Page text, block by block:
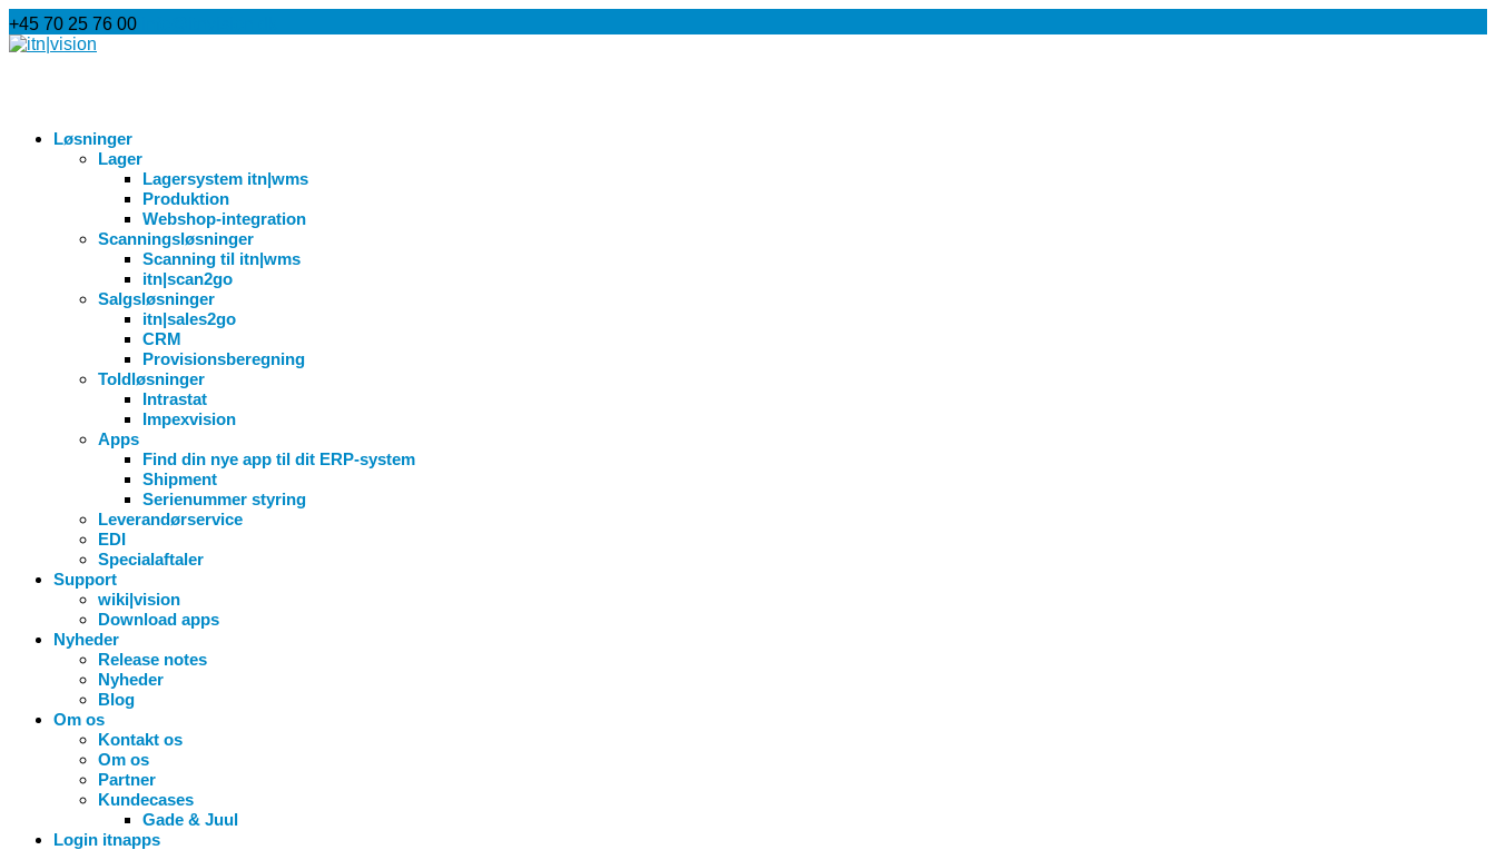
+45 70 25 76 00
Løsninger
Lager
Lagersystem itn|wms
Produktion
Webshop-integration
Scanningsløsninger
Scanning til itn|wms
itn|scan2go
Salgsløsninger
itn|sales2go
CRM
Provisionsberegning
Toldløsninger
Intrastat
Impexvision
Apps
Find din nye app til dit ERP-system
Shipment
Serienummer styring
Leverandørservice
EDI
Specialaftaler
Support
wiki|vision
Download apps
Nyheder
Release notes
Nyheder
Blog
Om os
Kontakt os
Om os
Partner
Kundecases
Gade & Juul
Login itnapps